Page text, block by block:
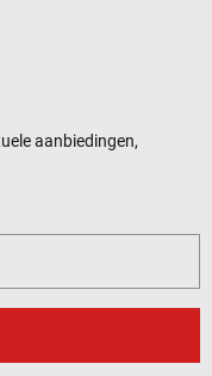
aanbiedingen,